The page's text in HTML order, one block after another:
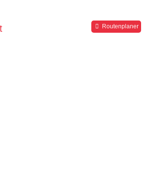
Routenplaner